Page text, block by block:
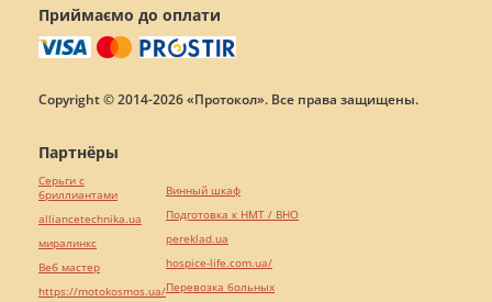
Приймаємо до оплати
Copyright © 2014-2026 «Протокол». Все права защищены.
Партнёры
Серьги с
бриллиантами
alliancetechnika.ua
миралинкс
Веб мастер
https://motokosmos.ua/
Винный шкаф
Подготовка к НМТ / ВНО
pereklad.ua
hospice-life.com.ua/
Перевозка больных